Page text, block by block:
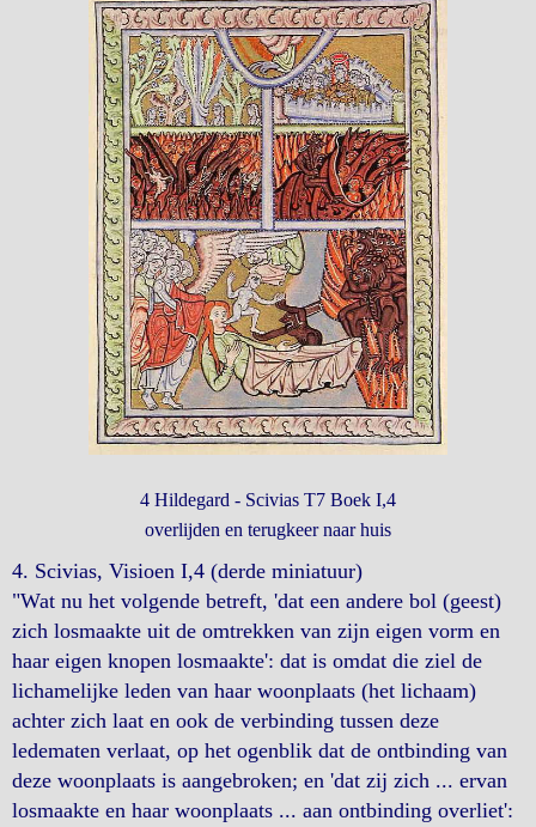
4 Hildegard - Scivias T7 Boek I,4
overlijden en terugkeer naar huis
4. Scivias, Visioen I,4 (derde miniatuur)
"Wat nu het volgende betreft, 'dat een andere bol (geest)
zich losmaakte uit de omtrekken van zijn eigen vorm en
haar eigen knopen losmaakte': dat is omdat die ziel de
lichamelijke leden van haar woonplaats (het lichaam)
achter zich laat en ook de verbinding tussen deze
ledematen verlaat, op het ogenblik dat de ontbinding van
deze woonplaats is aangebroken; en 'dat zij zich ... ervan
losmaakte en haar woonplaats ... aan ontbinding overliet':